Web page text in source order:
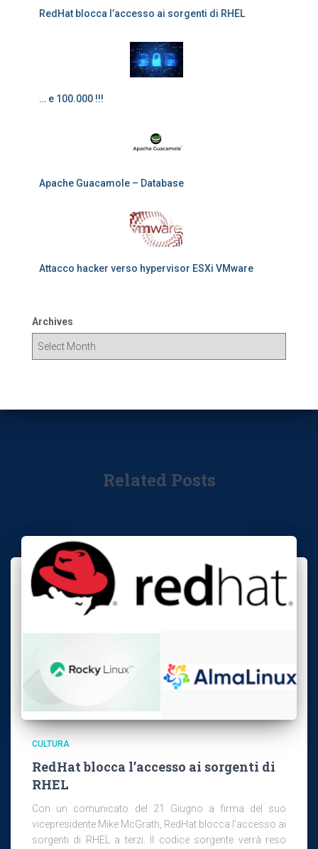
RedHat blocca l’accesso ai sorgenti di RHEL
… e 100.000 !!!
Apache Guacamole – Database
Attacco hacker verso hypervisor ESXi VMware
Archives
Related Posts
CULTURA
RedHat blocca l’accesso ai sorgenti di
RHEL
Con un comunicato del 21 Giugno a firma del suo
vicepresidente Mike McGrath, RedHat blocca l’accesso ai
sorgenti di RHEL a terzi. Il codice sorgente verrà reso